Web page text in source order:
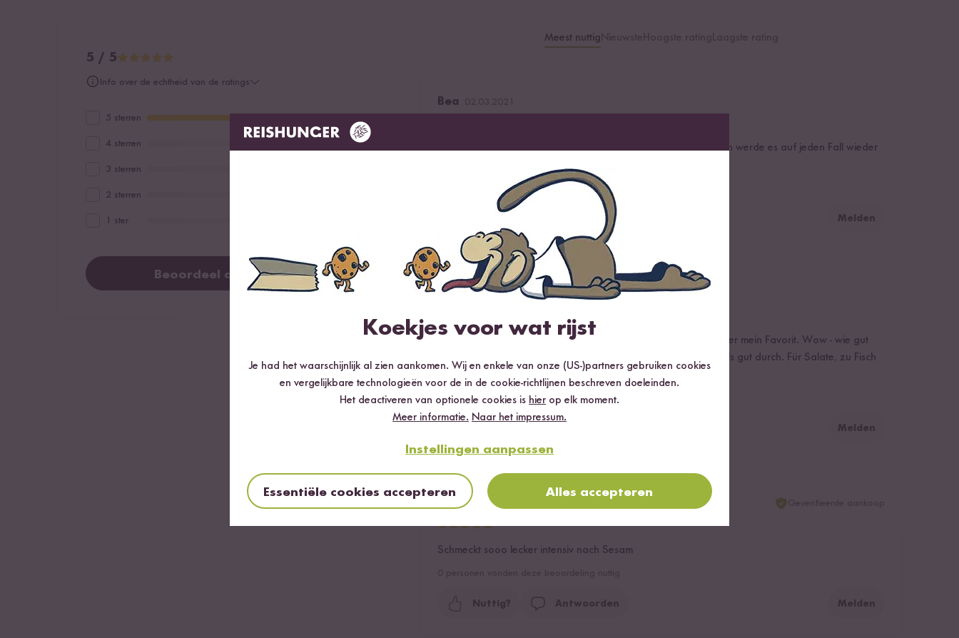
5 / 5
Info over de echtheid van de ratings
5 sterren
4 sterren
3 sterren
2 sterren
1 ster
Beoordeel dit product
Meest nuttig
Bea
Das Öl schmeckt wunderbar kräftig nach geröstetem Sesam, ich werde es auf jeden Fall wieder
personen vonden deze beoordeling nuttig
Antwoorden Melden
Sandramhlbrg 06.10.2020
Nachdem ich alle anderen Öl Sorten probiert habe ist dieses hier mein Favorit. Wow - wie gut
kann ein Öl schmecken? Der Sesam Geschmack kommt mehr als gut durch. Für Salate, zu Fisch
oder Hähnchen, knusprig gebratener Tofu. 1a - tolles Produkt!
3personen vonden deze beoordeling nuttig
Melden
Andrea 07.03.2026
Schmeckt sooo lecker intensiv nach Sesam
Nuttig? Antwoorden Melden
Koekjes voor wat rijst
Je had het waarschijnlijk al zien aankomen. Wij en enkele van onze (US-)partners gebruiken cookies
en vergelijkbare technologieën voor de in de cookie-richtlijnen beschreven doeleinden.
Het deactiveren van optionele cookies is hier op elk moment.
Meer informatie. Naar het impressum.
Instellingen aanpassen
Essentiële cookies accepteren Alles accepteren